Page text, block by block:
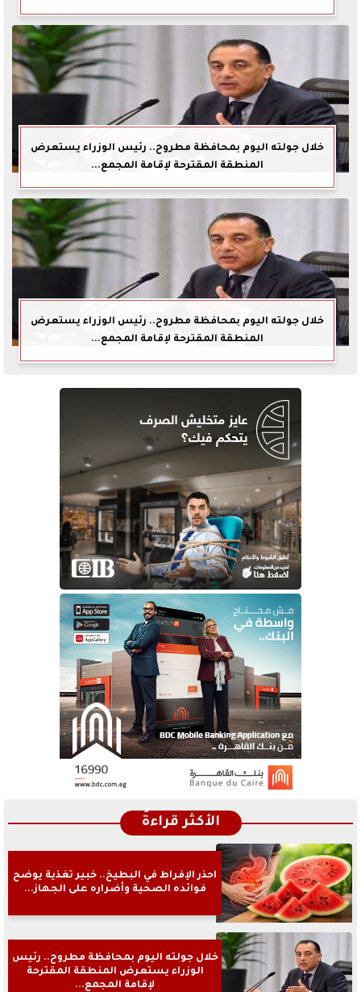
خلال جولته اليوم بمحافظة مطروح.. رئيس الوزراء يستعرض
المنطقة المقترحة لإقامة المجمع...
خلال جولته اليوم بمحافظة مطروح.. رئيس الوزراء يستعرض
المنطقة المقترحة لإقامة المجمع...
الأكثر قراءةً
احذر الإفراط في البطيخ.. خبير تغذية يوضح
فوائده الصحية وأضراره على الجهاز...
خلال جولته اليوم بمحافظة مطروح.. رئيس
الوزراء يستعرض المنطقة المقترحة
لإقامة المجمع...